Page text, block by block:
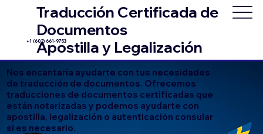
Traducción Certificada de
Documentos
Apostilla y Legalización
+1 (602) 661-9753
Nos encantaría ayudarte con tus necesidades
de traducción de documentos. Ofrecemos
traducciones de documentos certificadas que
están notarizadas y podemos ayudarte con
apostilla, legalización o autenticación consular
si es necesario.